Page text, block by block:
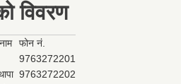
विवरण
फोन नं.
9763272201
9763272202